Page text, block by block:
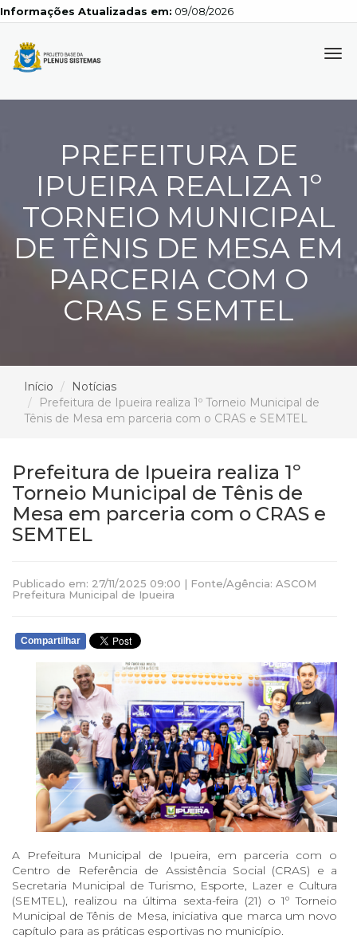
Atualizadas em: 09/08/2026
PREFEITURA DE
IPUEIRA REALIZA 1º
TORNEIO MUNICIPAL
DE TÊNIS DE MESA EM
PARCERIA COM O
CRAS E SEMTEL
Início
Notícias
Prefeitura de Ipueira realiza 1º Torneio Municipal de
Tênis de Mesa em parceria com o CRAS e SEMTEL
Prefeitura de Ipueira realiza 1º
Torneio Municipal de Tênis de
Mesa em parceria com o CRAS e
SEMTEL
Publicado em: 27/11/2025 09:00 | Fonte/Agência: ASCOM
Prefeitura Municipal de Ipueira
Compartilhar
A Prefeitura Municipal de Ipueira, em parceria com o
Centro de Referência de Assistência Social (CRAS) e a
Secretaria Municipal de Turismo, Esporte, Lazer e Cultura
(SEMTEL), realizou na última sexta-feira (21) o 1º Torneio
Municipal de Tênis de Mesa, iniciativa que marca um novo
capítulo para as práticas esportivas no município.